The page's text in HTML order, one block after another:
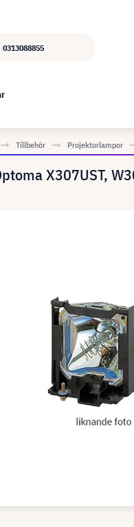
0313088855
Tillbehör Projektorlampor
X307UST,